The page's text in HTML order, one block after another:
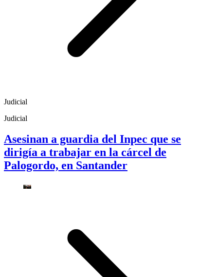
Judicial
Judicial
Asesinan a guardia del Inpec que se
dirigía a trabajar en la cárcel de
Palogordo, en Santander